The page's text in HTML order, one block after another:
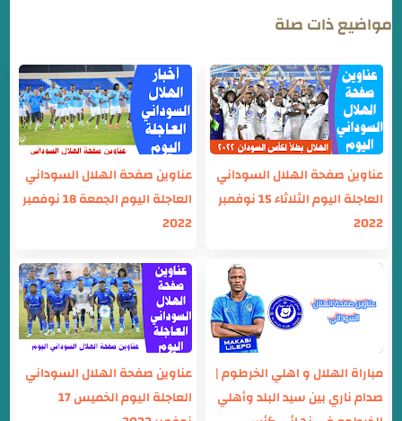
مواضيع ذات صلة
عناوين صفحة الهلال السوداني
العاجلة اليوم الثلاثاء 15 نوفمبر
2022
عناوين صفحة الهلال السوداني
العاجلة اليوم الجمعة 18 نوفمبر
2022
مباراة الهلال و اهلي الخرطوم |
صدام ناري بين سيد البلد وأهلي
عناوين صفحة الهلال السوداني
العاجلة اليوم الخميس 17